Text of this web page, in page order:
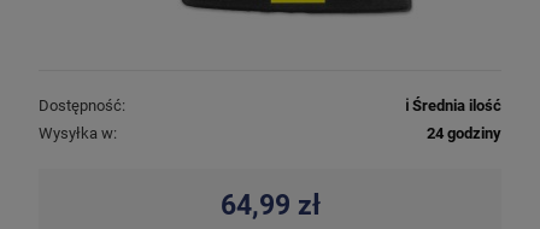
Dostępność:
ℹ️ Średnia ilość
Wysyłka w:
24 godziny
64,99 zł